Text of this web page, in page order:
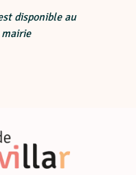
disponible au